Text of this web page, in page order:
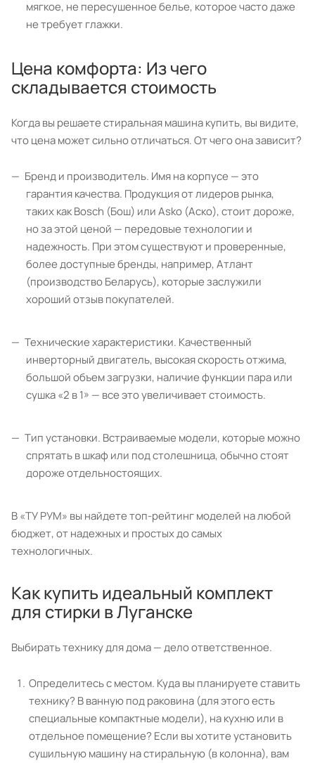
мягкое, не пересушенное белье, которое часто даже
не требует глажки.
Цена комфорта: Из чего
складывается стоимость
Когда вы решаете стиральная машина купить, вы видите,
что цена может сильно отличаться. От чего она зависит?
Бренд и производитель. Имя на корпусе — это
гарантия качества. Продукция от лидеров рынка,
таких как Bosch (Бош) или Asko (Аско), стоит дороже,
но за этой ценой — передовые технологии и
надежность. При этом существуют и проверенные,
более доступные бренды, например, Атлант
(производство Беларусь), которые заслужили
хороший отзыв покупателей.
Технические характеристики. Качественный
инверторный двигатель, высокая скорость отжима,
большой объем загрузки, наличие функции пара или
сушка «2 в 1» — все это увеличивает стоимость.
Тип установки. Встраиваемые модели, которые можно
спрятать в шкаф или под столешница, обычно стоят
дороже отдельностоящих.
В «ТУ РУМ» вы найдете топ-рейтинг моделей на любой
бюджет, от надежных и простых до самых
технологичных.
Как купить идеальный комплект
для стирки в Луганске
Выбирать технику для дома — дело ответственное.
Определитесь с местом. Куда вы планируете ставить
технику? В ванную под раковина (для этого есть
специальные компактные модели), на кухню или в
отдельное помещение? Если вы хотите установить
сушильную машину на стиральную (в колонна), вам